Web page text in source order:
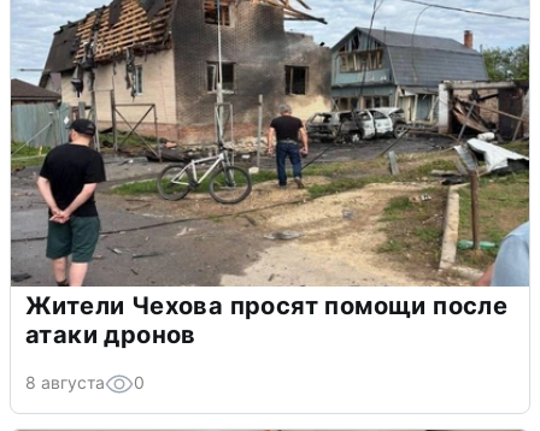
Жители Чехова просят помощи после
атаки дронов
8 августа 0